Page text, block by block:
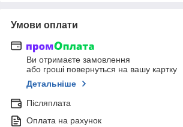
Умови оплати
Ви отримаєте замовлення
або гроші повернуться на вашу картку
Детальніше
Післяплата
Оплата на рахунок